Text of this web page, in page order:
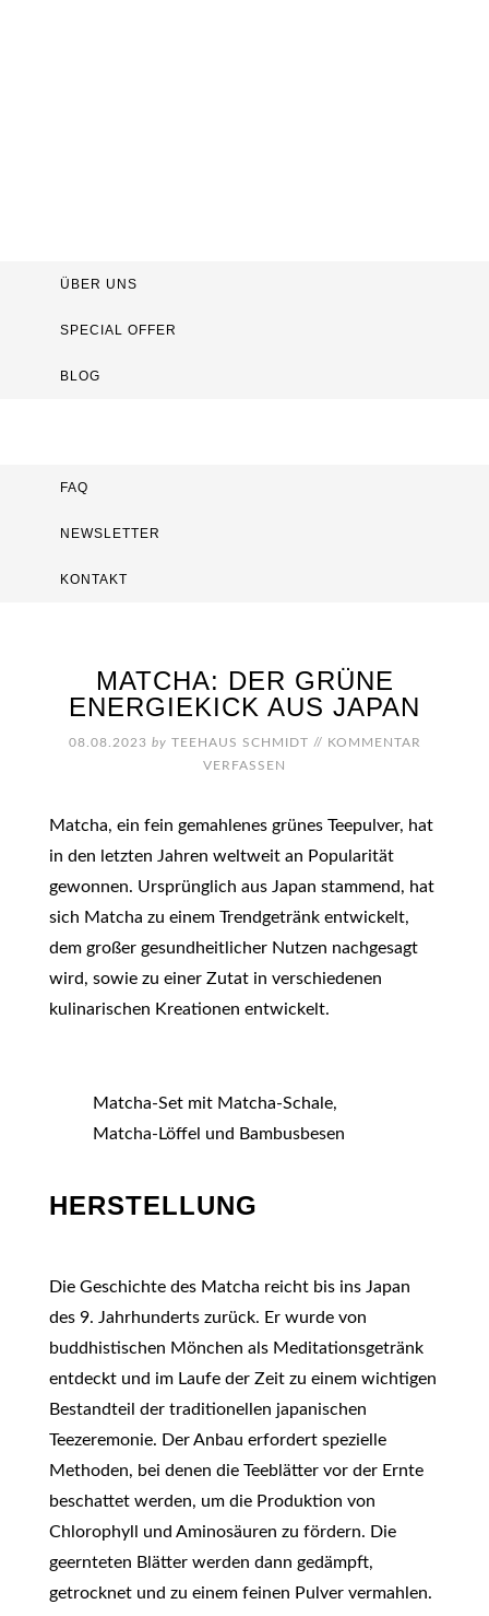
ÜBER UNS
SPECIAL OFFER
BLOG
FAQ
NEWSLETTER
KONTAKT
MATCHA: DER GRÜNE
ENERGIEKICK AUS JAPAN
08.08.2023 by TEEHAUS SCHMIDT // KOMMENTAR
VERFASSEN
Matcha, ein fein gemahlenes grünes Teepulver, hat
in den letzten Jahren weltweit an Popularität
gewonnen. Ursprünglich aus Japan stammend, hat
sich Matcha zu einem Trendgetränk entwickelt,
dem großer gesundheitlicher Nutzen nachgesagt
wird, sowie zu einer Zutat in verschiedenen
kulinarischen Kreationen entwickelt.
Matcha-Set mit Matcha-Schale,
Matcha-Löffel und Bambusbesen
HERSTELLUNG
Die Geschichte des Matcha reicht bis ins Japan
des 9. Jahrhunderts zurück. Er wurde von
buddhistischen Mönchen als Meditationsgetränk
entdeckt und im Laufe der Zeit zu einem wichtigen
Bestandteil der traditionellen japanischen
Teezeremonie. Der Anbau erfordert spezielle
Methoden, bei denen die Teeblätter vor der Ernte
beschattet werden, um die Produktion von
Chlorophyll und Aminosäuren zu fördern. Die
geernteten Blätter werden dann gedämpft,
getrocknet und zu einem feinen Pulver vermahlen.